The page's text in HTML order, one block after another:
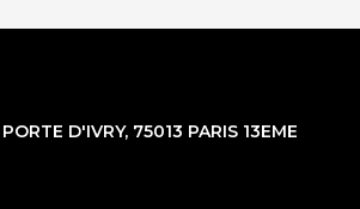
D'IVRY, 75013 PARIS 13EME